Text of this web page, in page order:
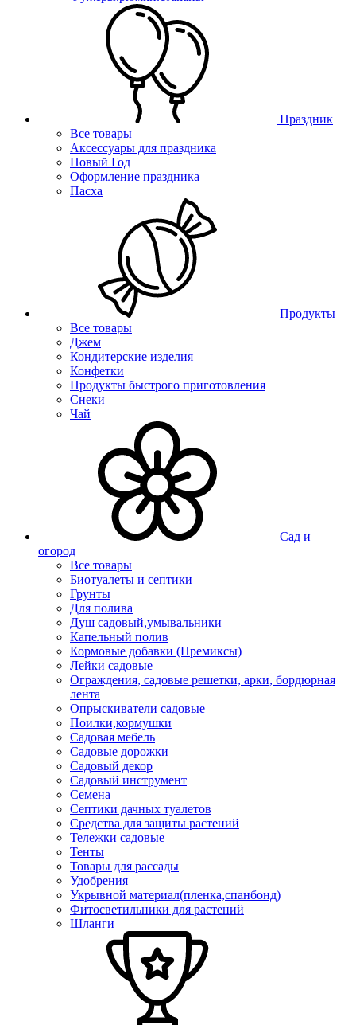
Праздник
Все товары
Аксессуары для праздника
Новый Год
Оформление праздника
Пасха
Продукты
Все товары
Джем
Кондитерские изделия
Конфетки
Продукты быстрого приготовления
Снеки
Чай
Сад и
огород
Все товары
Биотуалеты и септики
Грунты
Для полива
Душ садовый,умывальники
Капельный полив
Кормовые добавки (Премиксы)
Лейки садовые
Ограждения, садовые решетки, арки, бордюрная
лента
Опрыскиватели садовые
Поилки,кормушки
Садовая мебель
Садовые дорожки
Садовый декор
Садовый инструмент
Семена
Септики дачных туалетов
Средства для защиты растений
Тележки садовые
Тенты
Товары для рассады
Удобрения
Укрывной материал(пленка,спанбонд)
Фитосветильники для растений
Шланги